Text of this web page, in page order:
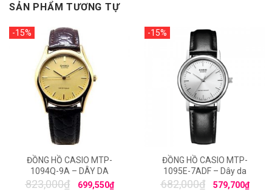
SẢN PHẨM TƯƠNG TỰ
-15%
ĐỒNG HỒ CASIO MTP-
1094Q-9A – DÂY DA
823,000₫ 699,550₫
-15%
ĐỒNG HỒ CASIO MTP-
1095E-7ADF – Dây da
682,000₫ 579,700₫